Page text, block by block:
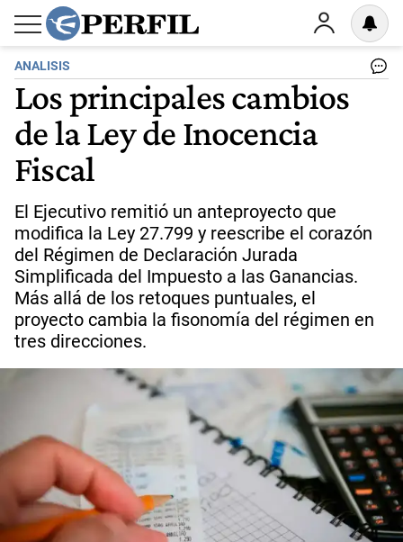
ANALISIS
Los principales cambios
de la Ley de Inocencia
Fiscal
El Ejecutivo remitió un anteproyecto que
modifica la Ley 27.799 y reescribe el corazón
del Régimen de Declaración Jurada
Simplificada del Impuesto a las Ganancias.
Más allá de los retoques puntuales, el
proyecto cambia la fisonomía del régimen en
tres direcciones.